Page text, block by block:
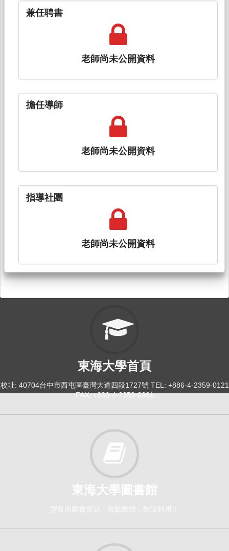
兼任聘書
老師尚未公開資料
擔任導師
老師尚未公開資料
指導社團
老師尚未公開資料
東海大學首頁
校址: 40704台中市西屯區臺灣大道四段1727號 TEL: +886-4-2359-0121
FAX: +886-4-2359-0361
東海大學圖書館
豐富的圖書資源、視聽軟體，歡迎利用！